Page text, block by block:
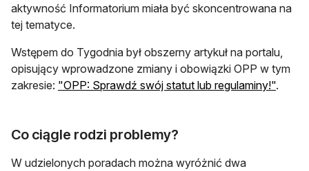
aktywność Informatorium miała być skoncentrowana na
tej tematyce.
Wstępem do Tygodnia był obszerny artykuł na portalu,
opisujący wprowadzone zmiany i obowiązki OPP w tym
zakresie: "OPP: Sprawdź swój statut lub regulaminy!".
Co ciągle rodzi problemy?
W udzielonych poradach można wyróżnić dwa